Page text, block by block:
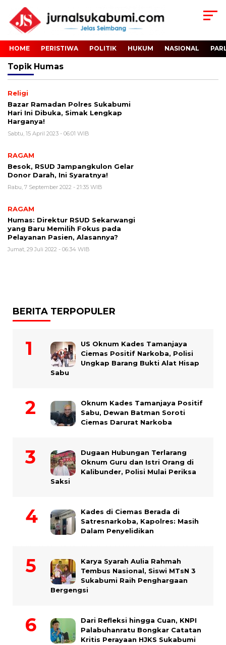
HOME PERISTIWA POLITIK HUKUM NASIONAL
Topik Humas
Religi
Bazar Ramadan Polres Sukabumi
Hari Ini Dibuka, Simak Lengkap
Harganya!
Sabtu, 15 April 2023 - 06:01 WIB
RAGAM
Besok, RSUD Jampangkulon Gelar
Donor Darah, Ini Syaratnya!
Rabu, 7 September 2022 - 21:35 WIB
RAGAM
Humas: Direktur RSUD Sekarwangi
yang Baru Memilih Fokus pada
Pelayanan Pasien, Alasannya?
Jumat, 29 Juli 2022 - 06:34 WIB
BERITA TERPOPULER
US Oknum Kades Tamanjaya
Ciemas Positif Narkoba, Polisi
Ungkap Barang Bukti Alat Hisap
Sabu
Oknum Kades Tamanjaya Positif
Sabu, Dewan Batman Soroti
Ciemas Darurat Narkoba
Dugaan Hubungan Terlarang
Oknum Guru dan Istri Orang di
Kalibunder, Polisi Mulai Periksa
Saksi
Kades di Ciemas Berada di
Satresnarkoba, Kapolres: Masih
Dalam Penyelidikan
Karya Syarah Aulia Rahmah
Tembus Nasional, Siswi MTsN 3
Sukabumi Raih Penghargaan
Bergengsi
Dari Refleksi hingga Cuan, KNPI
Palabuhanratu Bongkar Catatan
Kritis Perayaan HJKS Sukabumi